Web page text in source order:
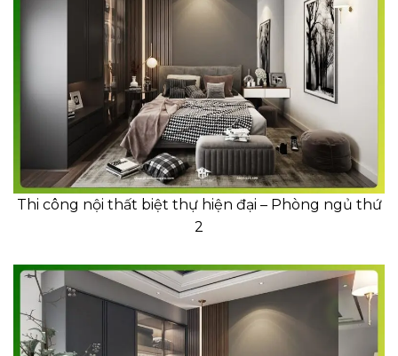
Thi công nội thất biệt thự hiện đại – Phòng ngủ thứ
2